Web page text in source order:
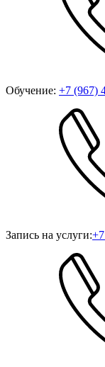
Обучение: +7 (967)
Запись на услуги: